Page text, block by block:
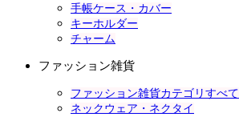
手帳ケース・カバー
キーホルダー
チャーム
ファッション雑貨
ファッション雑貨カテゴリすべて
ネックウェア・ネクタイ